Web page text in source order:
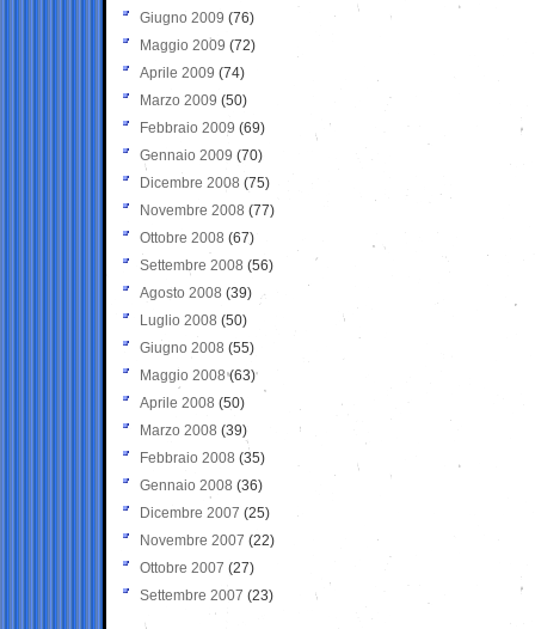
Giugno 2009 (76)
Maggio 2009 (72)
Aprile 2009 (74)
Marzo 2009 (50)
Febbraio 2009 (69)
Gennaio 2009 (70)
Dicembre 2008 (75)
Novembre 2008 (77)
Ottobre 2008 (67)
Settembre 2008 (56)
Agosto 2008 (39)
Luglio 2008 (50)
Giugno 2008 (55)
Maggio 2008(63)
Aprile 2008 (50)
Marzo 2008 (39)
Febbraio 2008 (35)
Gennaio 2008 (36)
Dicembre 2007 (25)
Novembre 2007 (22)
Ottobre 2007 (27)
Settembre 2007 (23)